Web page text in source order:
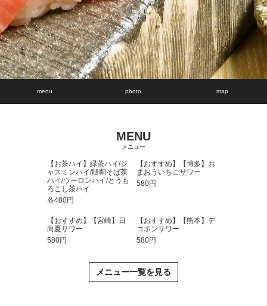
menu photo map
MENU
メニュー
【お茶ハイ】緑茶ハイ/ジ
ャスミンハイ/韃靼そば茶
ハイ/ウーロンハイ/とうも
ろこし茶ハイ
各480円
【おすすめ】【博多】お
まおういちごサワー
580円
【おすすめ】【宮崎】日
向夏サワー
580円
【おすすめ】【熊本】デ
コポンサワー
580円
メニュー一覧を見る